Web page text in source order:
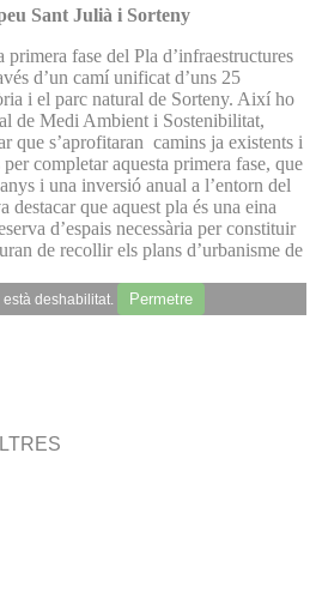
Sant Julià i Sorteny
fase del Pla d’infraestructures
d’un camí unificat d’uns 25
i el parc natural de Sorteny. Així ho
de Medi Ambient i Sostenibilitat,
que s’aprofitaran camins ja existents i
completar aquesta primera fase, que
i una inversió anual a l’entorn del
destacar que aquest pla és una eina
d’espais necessària per constituir
de recollir els plans d’urbanisme de
deshabilitat. Permetre